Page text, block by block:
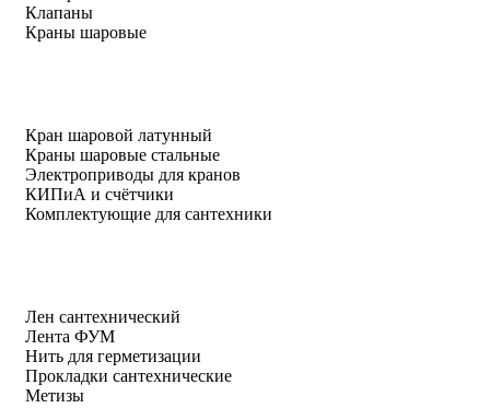
Клапаны
Краны шаровые
Кран шаровой латунный
Краны шаровые стальные
Электроприводы для кранов
КИПиА и счётчики
Комплектующие для сантехники
Лен сантехнический
Лента ФУМ
Нить для герметизации
Прокладки сантехнические
Метизы